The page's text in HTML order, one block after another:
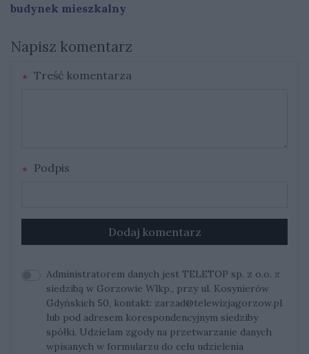
budynek mieszkalny
Napisz komentarz
Treść komentarza
Podpis
Dodaj komentarz
Administratorem danych jest TELETOP sp. z o.o. z
siedzibą w Gorzowie Wlkp., przy ul. Kosynierów
Gdyńskich 50, kontakt: zarzad@telewizjagorzow.pl
lub pod adresem korespondencyjnym siedziby
spółki. Udzielam zgody na przetwarzanie danych
wpisanych w formularzu do celu udzielenia